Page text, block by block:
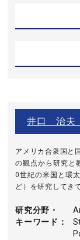
井口 治夫
アメリカ合衆国と
の観点から研究と
0世紀の米国と環
ど）を研究してき
研究分野・
キーワード